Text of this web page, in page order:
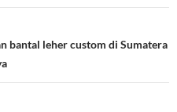
d e
bantal leher custom di Sumatera